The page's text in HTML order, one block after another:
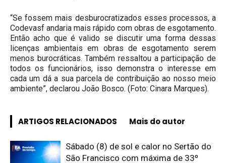
“Se fossem mais desburocratizados esses processos, a
Codevasf andaria mais rápido com obras de esgotamento.
Então acho que é valido se discutir uma forma dessas
licenças ambientais em obras de esgotamento serem
menos burocráticas. Também ressaltou a participação de
todos os funcionários, isso demonstra o interesse em
cada um dá a sua parcela de contribuição ao nosso meio
ambiente”, declarou João Bosco. (Foto: Cinara Marques).
ARTIGOS RELACIONADOS Mais do autor
Sábado (8) de sol e calor no Sertão do
São Francisco com máxima de 33º